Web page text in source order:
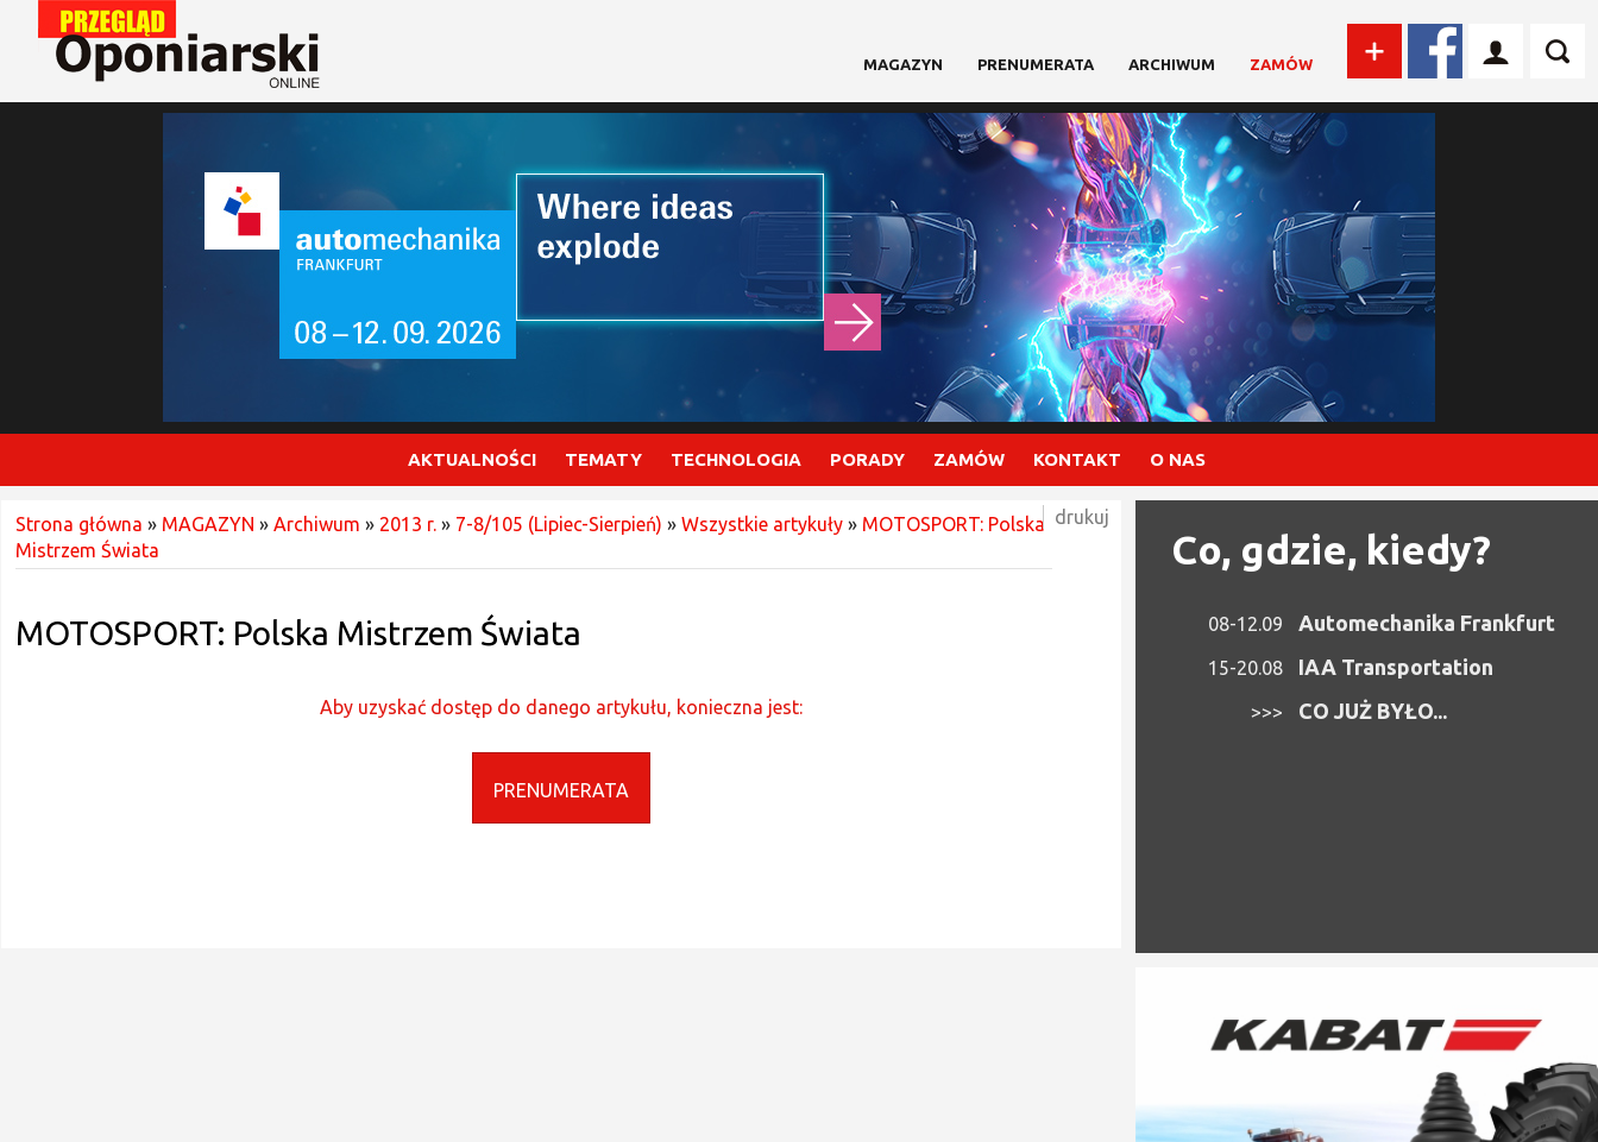
MAGAZYN PRENUMERATA ARCHIWUM ZAMÓW
AKTUALNOŚCI TEMATY TECHNOLOGIA PORADY ZAMÓW KONTAKT O NAS
Strona główna » MAGAZYN » Archiwum » 2013 r. » 7-8/105 (Lipiec-Sierpień) » Wszystkie artykuły » MOTOSPORT: Polska
Mistrzem Świata
MOTOSPORT: Polska Mistrzem Świata
Aby uzyskać dostęp do danego artykułu, konieczna jest:
PRENUMERATA
drukuj
Co, gdzie, kiedy?
08-12.09 Automechanika Frankfurt
15-20.08 IAA Transportation
>>> CO JUŻ BYŁO...